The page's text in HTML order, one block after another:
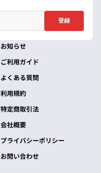
登録
お知らせ
ご利用ガイド
よくある質問
利用規約
特定商取引法
会社概要
プライバシーポリシー
お問い合わせ